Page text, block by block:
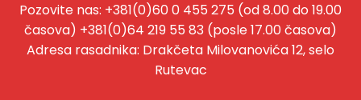
Pozovite nas: +381(0)60 0 455 275 (od 8.00 do 19.00
časova) +381(0)64 219 55 83 (posle 17.00 časova)
Adresa rasadnika: Drakčeta Milovanovića 12, selo
Rutevac